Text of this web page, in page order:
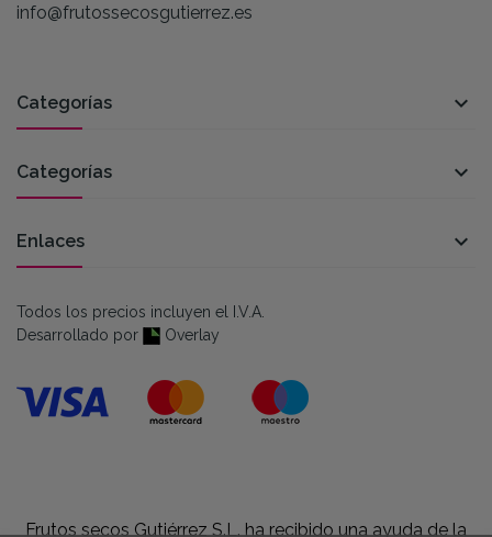
info@frutossecosgutierrez.es
Categorías 
Categorías 
Enlaces 
Todos los precios incluyen el I.V.A.
Desarrollado por
Overlay
Frutos secos Gutiérrez S.L. ha recibido una ayuda de la